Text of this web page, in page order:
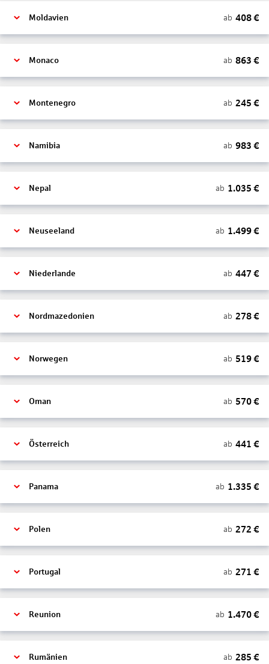
Moldavien ab 408€
Monaco ab 863 €
Montenegro ab 245 €
Namibia ab 983 €
Nepal ab 1.035 €
Neuseeland ab 1.499€
Niederlande ab 447 €
Nordmazedonien ab 278€
Norwegen ab 519€
Oman ab 570€
Österreich ab 441 €
Panama ab 1.335 €
Polen ab 272 €
Portugal ab 271 €
Reunion ab 1.470€
Rumänien ab 285 €